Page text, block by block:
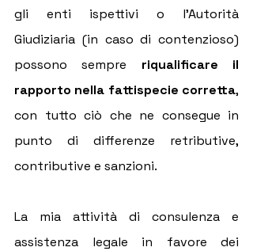
gli enti ispettivi o l'Autorità
Giudiziaria (in caso di contenzioso)
possono sempre riqualificare il
rapporto nella fattispecie corretta,
con tutto ciò che ne consegue in
punto di differenze retributive,
contributive e sanzioni.
La mia attività di consulenza e
assistenza legale in favore dei